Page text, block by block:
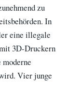
zu
In
eine illegale
3D-Druckern
Vier junge